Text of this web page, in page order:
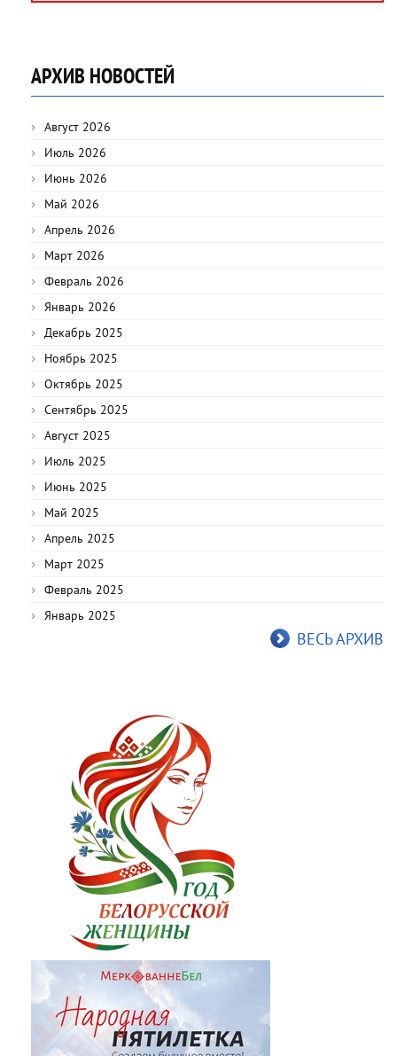
АРХИВ НОВОСТЕЙ
Август 2026
Июль 2026
Июнь 2026
Май 2026
Апрель 2026
Март 2026
Февраль 2026
Январь 2026
Декабрь 2025
Ноябрь 2025
Октябрь 2025
Сентябрь 2025
Август 2025
Июль 2025
Июнь 2025
Май 2025
Апрель 2025
Март 2025
Февраль 2025
Январь 2025
ВЕСЬ АРХИВ